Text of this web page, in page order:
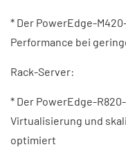
* Der PowerEdge-
Performance bei
Rack-Server:
* Der PowerEdge-
Virtualisierung und
optimiert